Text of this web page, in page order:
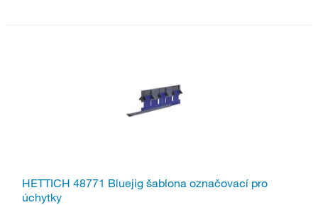
HETTICH 48771 Bluejig šablona označovací pro
úchytky